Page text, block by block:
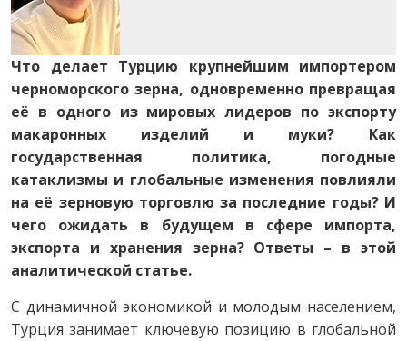
Что делает Турцию крупнейшим импортером
черноморского зерна, одновременно превращая
её в одного из мировых лидеров по экспорту
макаронных изделий и муки? Как
государственная политика, погодные
катаклизмы и глобальные изменения повлияли
на её зерновую торговлю за последние годы? И
чего ожидать в будущем в сфере импорта,
экспорта и хранения зерна? Ответы – в этой
аналитической статье.
С динамичной экономикой и молодым населением,
Турция занимает ключевую позицию в глобальной